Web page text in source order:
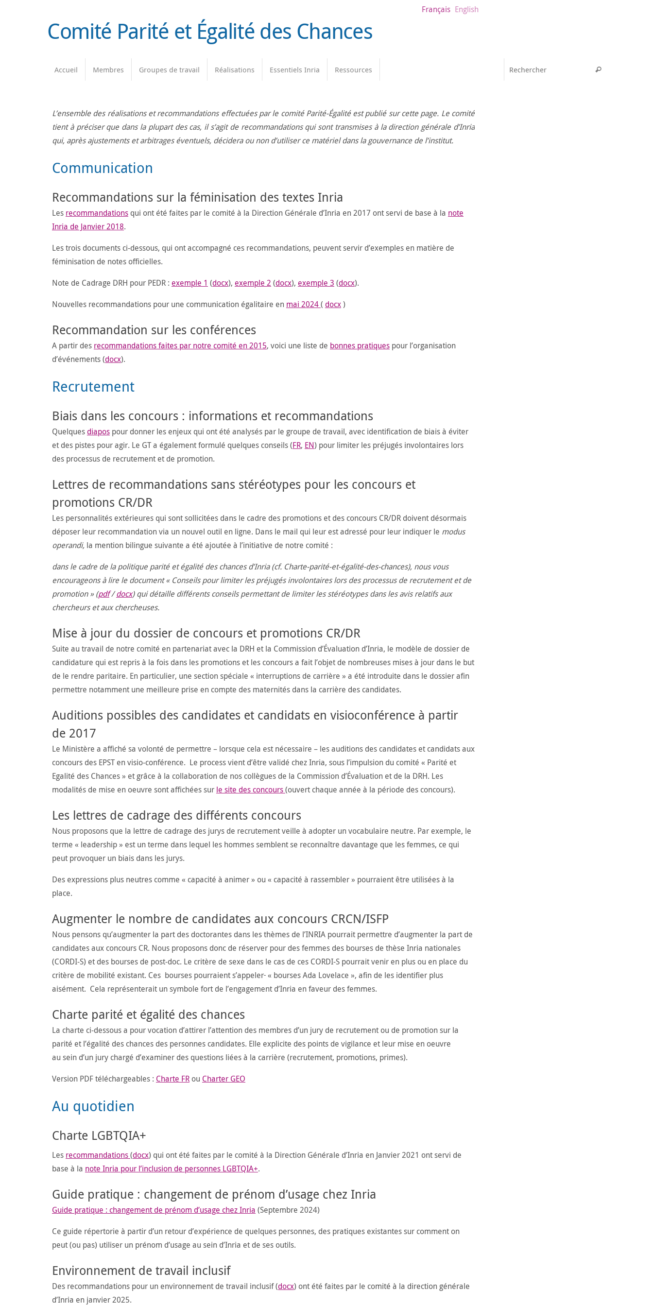
Comité Parité et Égalité des Chances
Français English
Accueil Membres Groupes de travail Réalisations Essentiels Inria Ressources Rechercher
L’ensemble des réalisations et recommandations effectuées par le comité Parité-Égalité est publié sur cette page. Le comité
tient à préciser que dans la plupart des cas, il s’agit de recommandations qui sont transmises à la direction générale d’Inria
qui, après ajustements et arbitrages éventuels, décidera ou non d’utiliser ce matériel dans la gouvernance de l’institut.
Communication
Recommandations sur la féminisation des textes Inria
Les recommandations qui ont été faites par le comité à la Direction Générale d’Inria en 2017 ont servi de base à la note
Inria de Janvier 2018.
Les trois documents ci-dessous, qui ont accompagné ces recommandations, peuvent servir d’exemples en matière de
féminisation de notes officielles.
Note de Cadrage DRH pour PEDR : exemple 1 (docx), exemple 2 (docx), exemple 3 (docx).
Nouvelles recommandations pour une communication égalitaire en mai 2024( docx)
Recommandation sur les conférences
A partir des recommandations faites par notre comité en 2015, voici une liste de bonnes pratiques pour l’organisation
d’événements (docx).
Recrutement
Biais dans les concours : informations et recommandations
Quelques diapos pour donner les enjeux qui ont été analysés par le groupe de travail, avec identification de biais à éviter
et des pistes pour agir. Le GT a également formulé quelques conseils (FR, EN) pour limiter les préjugés involontaires lors
des processus de recrutement et de promotion.
Lettres de recommandations sans stéréotypes pour les concours et
promotions CR/DR
Les personnalités extérieures qui sont sollicitées dans le cadre des promotions et des concours CR/DR doivent désormais
déposer leur recommandation via un nouvel outil en ligne. Dans le mail qui leur est adressé pour leur indiquer le modus
operandi, la mention bilingue suivante a été ajoutée à l’initiative de notre comité :
dans le cadre de la politique parité et égalité des chances d’Inria (cf. Charte-parité-et-égalité-des-chances), nous vous
encourageons à lire le document « Conseils pour limiter les préjugés involontaires lors des processus de recrutement et de
promotion » (pdf/docx)qui détaille différents conseils permettant de limiter les stéréotypes dans les avis relatifs aux
chercheurs et aux chercheuses.
Mise à jour du dossier de concours et promotions CR/DR
Suite au travail de notre comité en partenariat avec la DRH et la Commission d’Évaluation d’Inria, le modèle de dossier de
candidature qui est repris à la fois dans les promotions et les concours a fait l’objet de nombreuses mises à jour dans le but
de le rendre paritaire. En particulier, une section spéciale « interruptions de carrière » a été introduite dans le dossier afin
permettre notamment une meilleure prise en compte des maternités dans la carrière des candidates.
Auditions possibles des candidates et candidats en visioconférence à partir
de 2017
Le Ministère a affiché sa volonté de permettre – lorsque cela est nécessaire – les auditions des candidates et candidats aux
concours des EPST en visio-conférence. Le process vient d’être validé chez Inria, sous l’impulsion du comité « Parité et
Egalité des Chances » et grâce à la collaboration de nos collègues de la Commission d’Évaluation et de la DRH. Les
modalités de mise en oeuvre sont affichées sur le site des concours(ouvert chaque année à la période des concours).
Les lettres de cadrage des différents concours
Nous proposons que la lettre de cadrage des jurys de recrutement veille à adopter un vocabulaire neutre. Par exemple, le
terme « leadership » est un terme dans lequel les hommes semblent se reconnaître davantage que les femmes, ce qui
peut provoquer un biais dans les jurys.
Des expressions plus neutres comme « capacité à animer » ou « capacité à rassembler » pourraient être utilisées à la
place.
Augmenter le nombre de candidates aux concours CRCN/ISFP
Nous pensons qu’augmenter la part des doctorantes dans les thèmes de l’INRIA pourrait permettre d’augmenter la part de
candidates aux concours CR. Nous proposons donc de réserver pour des femmes des bourses de thèse Inria nationales
(CORDI-S) et des bourses de post-doc. Le critère de sexe dans le cas de ces CORDI-S pourrait venir en plus ou en place du
critère de mobilité existant. Ces bourses pourraient s’appeler « bourses Ada Lovelace », afin de les identifier plus
aisément. Cela représenterait un symbole fort de l’engagement d’Inria en faveur des femmes.
Charte parité et égalité des chances
La charte ci-dessous a pour vocation d’attirer l’attention des membres d’un jury de recrutement ou de promotion sur la
parité et l’égalité des chances des personnes candidates. Elle explicite des points de vigilance et leur mise en oeuvre
au sein d’un jury chargé d’examiner des questions liées à la carrière (recrutement, promotions, primes).
Version PDF téléchargeables : Charte FR ou Charter GEO
Au quotidien
Charte LGBTQIA+
Les recommandations(docx) qui ont été faites par le comité à la Direction Générale d’Inria en Janvier 2021 ont servi de
base à la note Inria pour l’inclusion de personnes LGBTQIA+.
Guide pratique : changement de prénom d’usage chez Inria
Guide pratique : changement de prénom d’usage chez Inria (Septembre 2024)
Ce guide répertorie à partir d’un retour d’expérience de quelques personnes, des pratiques existantes sur comment on
peut (ou pas) utiliser un prénom d’usage au sein d’Inria et de ses outils.
Environnement de travail inclusif
Des recommandations pour un environnement de travail inclusif (docx) ont été faites par le comité à la direction générale
d’Inria en janvier 2025.